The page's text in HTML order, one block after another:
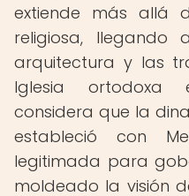
extiende más allá
religiosa,
arquitectura y las
Iglesia ortodoxa
considera que la
estableció con
legitimada para
moldeado la visión